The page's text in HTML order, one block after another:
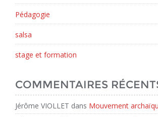
Pédagogie
salsa
stage et formation
COMMENTAIRES
Jérôme VIOLLET dans Mouvement